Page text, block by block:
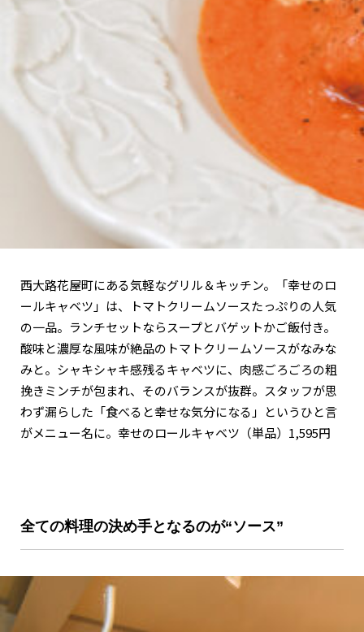
すべて
関西で開催。
おすすめの展覧会
おすすめの映画
おすすめの本
紹介します。
おすすめのイベント
西大路花屋町にある気軽なグリル＆キッチン。「幸せのロ
ールキャベツ」は、トマトクリームソースたっぷりの人気
の一品。ランチセットならスープとバゲットかご飯付き。
酸味と濃厚な風味が絶品のトマトクリームソースがなみな
みと。シャキシャキ感残るキャベツに、肉感ごろごろの粗
挽きミンチが包まれ、そのバランスが抜群。スタッフが思
わず漏らした「食べると幸せな気分になる」というひと言
がメニュー名に。幸せのロールキャベツ（単品）1,595円
全ての料理の決め手となるのが“ソース”